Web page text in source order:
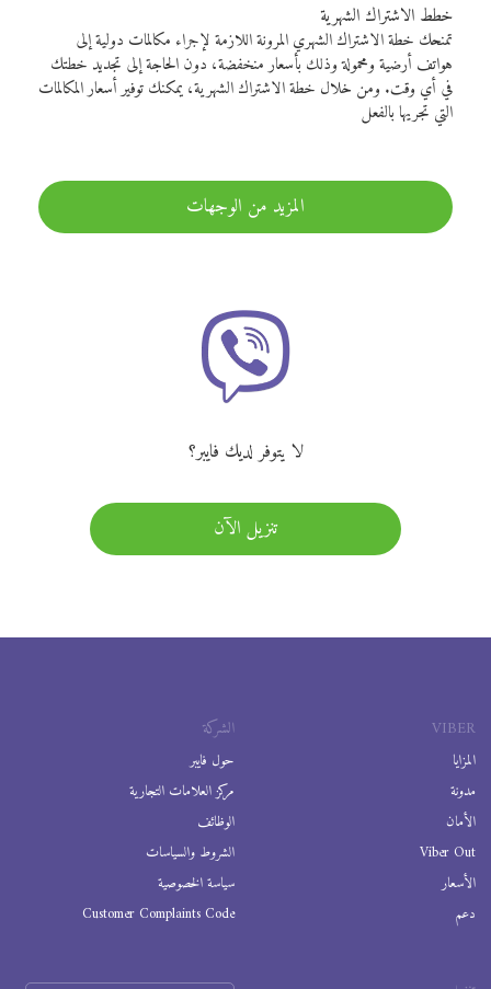
خطط الاشتراك الشهرية
تمنحك خطة الاشتراك الشهري المرونة اللازمة لإجراء مكالمات دولية إلى
هواتف أرضية ومحمولة وذلك بأسعار منخفضة، دون الحاجة إلى تجديد خطتك
في أي وقت. ومن خلال خطة الاشتراك الشهرية، يمكنك توفير أسعار المكالمات
التي تجريها بالفعل
المزيد من الوجهات
لا يتوفر لديك فايبر؟
تنزيل الآن
VIBER
المزايا
مدونة
الأمان
Viber Out
الأسعار
دعم
الشركة
حول فايبر
مركز العلامات التجارية
الوظائف
الشروط والسياسات
سياسة الخصوصية
Customer Complaints Code